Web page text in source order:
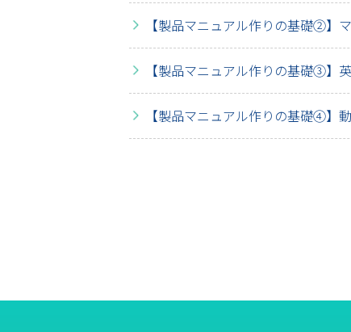
【製品マニュアル作りの基礎②】
【製品マニュアル作りの基礎③】
【製品マニュアル作りの基礎④】